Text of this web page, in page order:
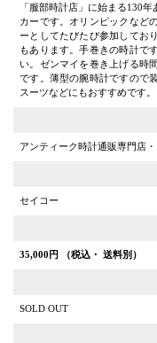
「服部時計店」に始まる130
カーです。オリンピックなど
ーとしてたびたび参加してお
もあります。手巻きの時計で
い。ゼンマイを巻き上げる時
です。薄型の腕時計ですので
スーツなどにもおすすめです。
アンティーク時計通販専門店
セイコー
35,000 円 （税込・ 送料別）
SOLD OUT